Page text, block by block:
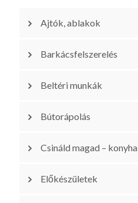
Ajtók, ablakok
Barkácsfelszerelés
Beltéri munkák
Bútorápolás
Csináld magad – konyha
Előkészületek